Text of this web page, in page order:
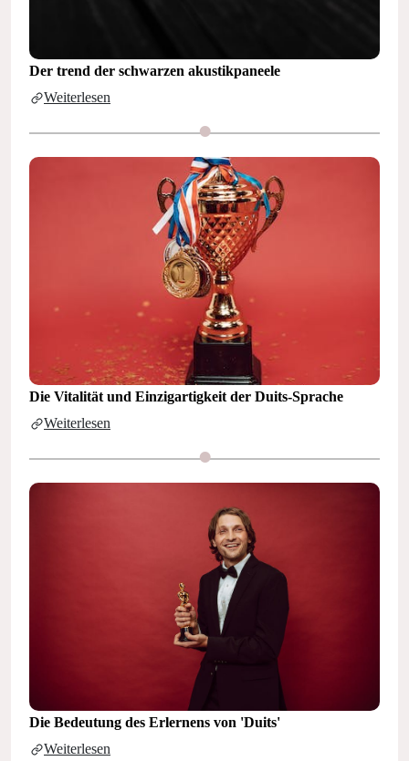
Der trend der schwarzen akustikpaneele
Weiterlesen
Die Vitalität und Einzigartigkeit der Duits-Sprache
Weiterlesen
Die Bedeutung des Erlernens von 'Duits'
Weiterlesen